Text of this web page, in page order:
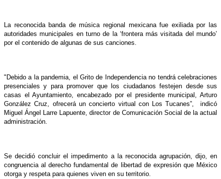
La reconocida banda de música regional mexicana fue exiliada por las
autoridades municipales en turno de la ‘frontera más visitada del mundo’
por el contenido de algunas de sus canciones.
"Debido a la pandemia, el Grito de Independencia no tendrá celebraciones
presenciales y para promover que los ciudadanos festejen desde sus
casas el Ayuntamiento, encabezado por el presidente municipal, Arturo
González Cruz, ofrecerá un concierto virtual con Los Tucanes”, indicó
Miguel Ángel Larre Lapuente, director de Comunicación Social de la actual
administración.
Se decidió concluir el impedimento a la reconocida agrupación, dijo, en
congruencia al derecho fundamental de libertad de expresión que México
otorga y respeta para quienes viven en su territorio.